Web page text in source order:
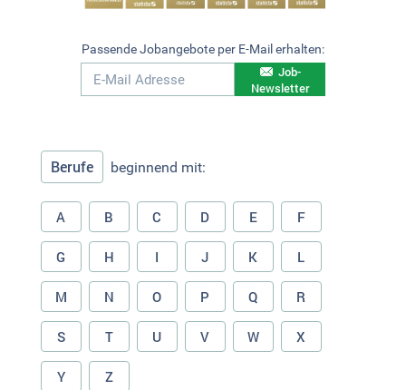
Passende Jobangebote per E-Mail erhalten:
Job-
Newsletter
Berufe beginnend mit:
A B C D E F
G H I J K L
M N O P Q R
S T U V W X
Y Z